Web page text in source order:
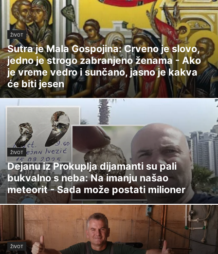
ŽIVOT
Sutra je Mala Gospojina: Crveno je slovo,
jedno je strogo zabranjeno ženama - Ako
je vreme vedro i sunčano, jasno je kakva
će biti jesen
ŽIVOT
Dejanu iz Prokuplja dijamanti su pali
bukvalno s neba: Na imanju našao
meteorit - Sada može postati milioner
ŽIVOT